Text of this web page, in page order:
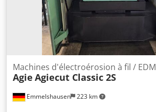
Emmelshausen 223 km
Machines d'électroérosion à fil / EDM
Agie Agiecut Classic 2S